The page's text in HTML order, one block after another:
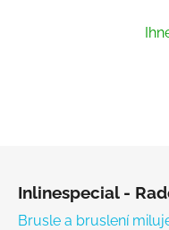
Inlinespecial -
Brusle a bruslení